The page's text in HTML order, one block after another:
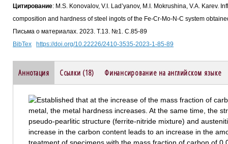
Цитирование: M.S. Konovalov, V.I. Lad’yanov, M.I. Mokrushina, V.A. Karev.
composition and hardness of steel ingots of the Fe-Cr-Mo-N-C system
Письма о материалах. 2023. Т.13. №1. С.85-89
BibTex
https://doi.org/10.22226/2410-3535-2023-1-85-89
Аннотация Ссылки (18) Финансирование на английском языке